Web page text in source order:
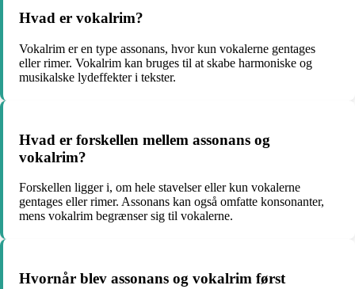
Hvad er vokalrim?
Vokalrim er en type assonans, hvor kun vokalerne gentages
eller rimer. Vokalrim kan bruges til at skabe harmoniske og
musikalske lydeffekter i tekster.
Hvad er forskellen mellem assonans og
vokalrim?
Forskellen ligger i, om hele stavelser eller kun vokalerne
gentages eller rimer. Assonans kan også omfatte konsonanter,
mens vokalrim begrænser sig til vokalerne.
Hvornår blev assonans og vokalrim først